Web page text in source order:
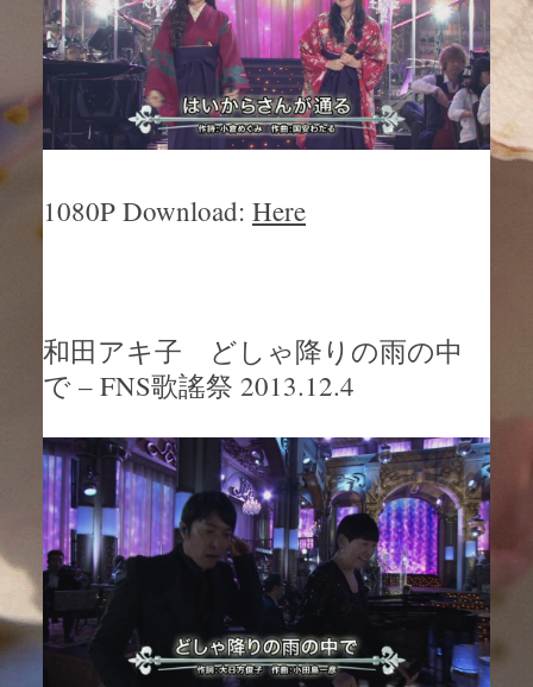
1080P Download: Here
和田アキ子 どしゃ降りの雨の中
で – FNS歌謠祭 2013.12.4